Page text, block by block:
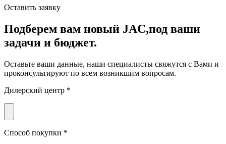
Оставить заявку
Подберем вам новый JAC,под ваши
задачи и бюджет.
Оставьте ваши данные, наши специалисты свяжутся с Вами и
проконсультируют по всем возникшим вопросам.
Дилерский центр *
Способ покупки *